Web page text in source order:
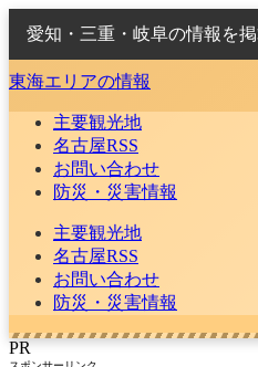
愛知・三重・岐阜の情報を
東海エリアの情報
主要観光地
名古屋RSS
お問い合わせ
防災・災害情報
主要観光地
名古屋RSS
お問い合わせ
防災・災害情報
PR